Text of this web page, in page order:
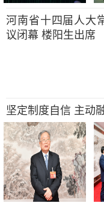
河南省十四届人大
议闭幕 楼阳生出席
坚定制度自信 主动